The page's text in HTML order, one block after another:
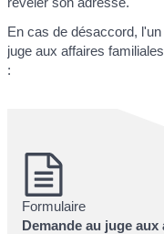
En cas de désaccord,
juge aux affaires
:
Formulaire
Demande au juge